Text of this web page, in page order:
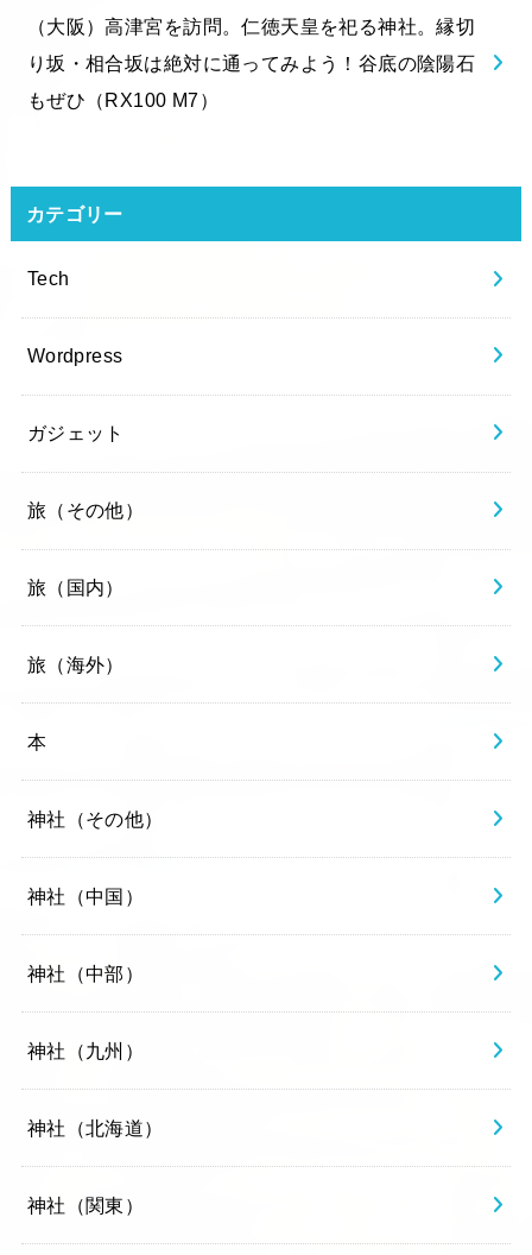
（大阪）高津宮を訪問。仁徳天皇を祀る神社。縁切
り坂・相合坂は絶対に通ってみよう！谷底の陰陽石
もぜひ（RX100 M7）
カテゴリー
Tech
Wordpress
ガジェット
旅（その他）
旅（国内）
旅（海外）
本
神社（その他）
神社（中国）
神社（中部）
神社（九州）
神社（北海道）
神社（関東）